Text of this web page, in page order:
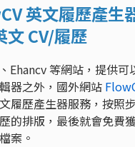
英文履歷產生
文 CV/履歷
Ehancv 等網站，提供
器之外，國外網站
履歷產生器服務，按照
的排版，最後就會免費
案。